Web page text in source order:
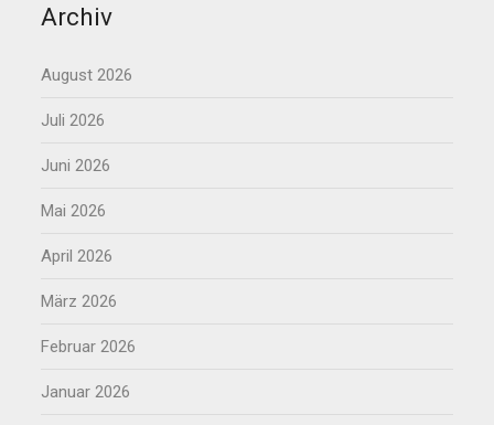
Archiv
August 2026
Juli 2026
Juni 2026
Mai 2026
April 2026
März 2026
Februar 2026
Januar 2026